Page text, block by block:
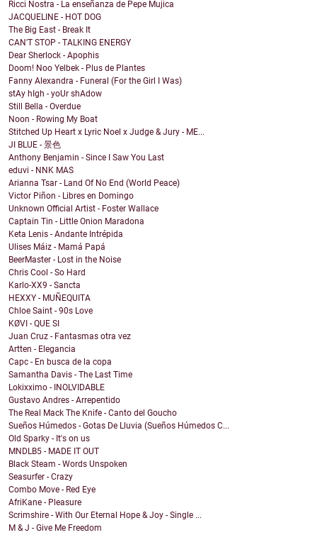
Ricci Nostra - La enseñanza de Pepe Mujica
JACQUELINE - HOT DOG
The Big East - Break It
CAN'T STOP - TALKING ENERGY
Dear Sherlock - Apophis
Doom! Noo Yelbek - Plus de Plantes
Fanny Alexandra - Funeral (For the Girl I Was)
stAy hIgh - yoUr shAdow
Still Bella - Overdue
Noon - Rowing My Boat
Stitched Up Heart x Lyric Noel x Judge & Jury - ME...
JI BLUE - 景色
Anthony Benjamin - Since I Saw You Last
eduvi - NNK MAS
Arianna Tsar - Land Of No End (World Peace)
Victor Piñon - Libres en Domingo
Unknown Official Artist - Foster Wallace
Captain Tin - Little Onion Maradona
Keta Lenis - Andante Intrépida
Ulises Máiz - Mamá Papá
BeerMaster - Lost in the Noise
Chris Cool - So Hard
Karlo-XX9 - Sancta
HEXXY - MUÑEQUITA
Chloe Saint - 90s Love
KØVI - QUE SI
Juan Cruz - Fantasmas otra vez
Artten - Elegancia
Capc - En busca de la copa
Samantha Davis - The Last Time
Lokixximo - INOLVIDABLE
Gustavo Andres - Arrepentido
The Real Mack The Knife - Canto del Goucho
Sueños Húmedos - Gotas De Lluvia (Sueños Húmedos C...
Old Sparky - It's on us
MNDLB5 - MADE IT OUT
Black Steam - Words Unspoken
Seasurfer - Crazy
Combo Move - Red Eye
AfriKane - Pleasure
Scrimshire - With Our Eternal Hope & Joy - Single ...
M & J - Give Me Freedom